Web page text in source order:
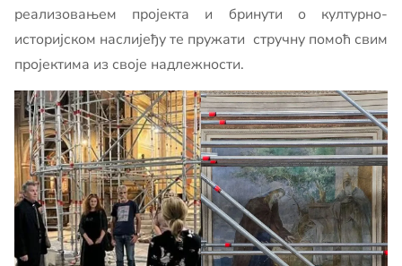
реализовањем пројекта и бринути о културно-
историјском наслијеђу те пружати стручну помоћ свим
пројектима из своје надлежности.